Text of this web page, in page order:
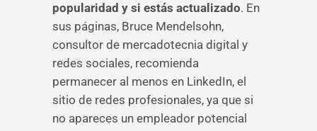
popularidad y si estás actualizado. En
sus páginas, Bruce Mendelsohn,
consultor de mercadotecnia digital y
redes sociales, recomienda
permanecer al menos en LinkedIn, el
sitio de redes profesionales, ya que si
no apareces un empleador potencial